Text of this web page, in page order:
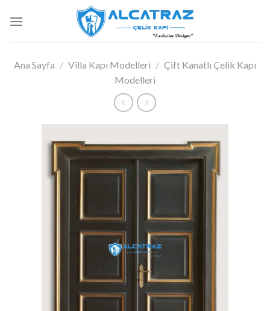
atla
Ana Sayfa / Villa Kapı Modelleri / Çift Kanatlı Çelik Kapı
Modelleri